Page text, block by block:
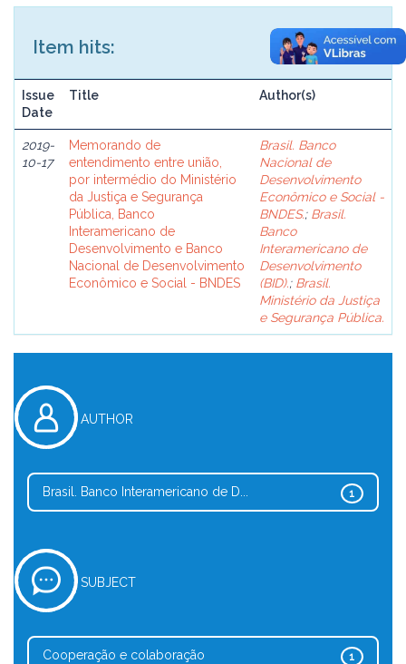
Item hits:
Issue
Date
Title Author(s)
2019-
10-17
Memorando de
entendimento entre união,
por intermédio do Ministério
da Justiça e Segurança
Pública, Banco
Interamericano de
Desenvolvimento e Banco
Nacional de Desenvolvimento
Econômico e Social - BNDES
Brasil. Banco
Nacional de
Desenvolvimento
Econômico e Social -
BNDES.; Brasil.
Banco
Interamericano de
Desenvolvimento
(BID).; Brasil.
Ministério da Justiça
e Segurança Pública.
AUTHOR
1
Brasil. Banco Interamericano de D...
SUBJECT
1
Cooperação e colaboração